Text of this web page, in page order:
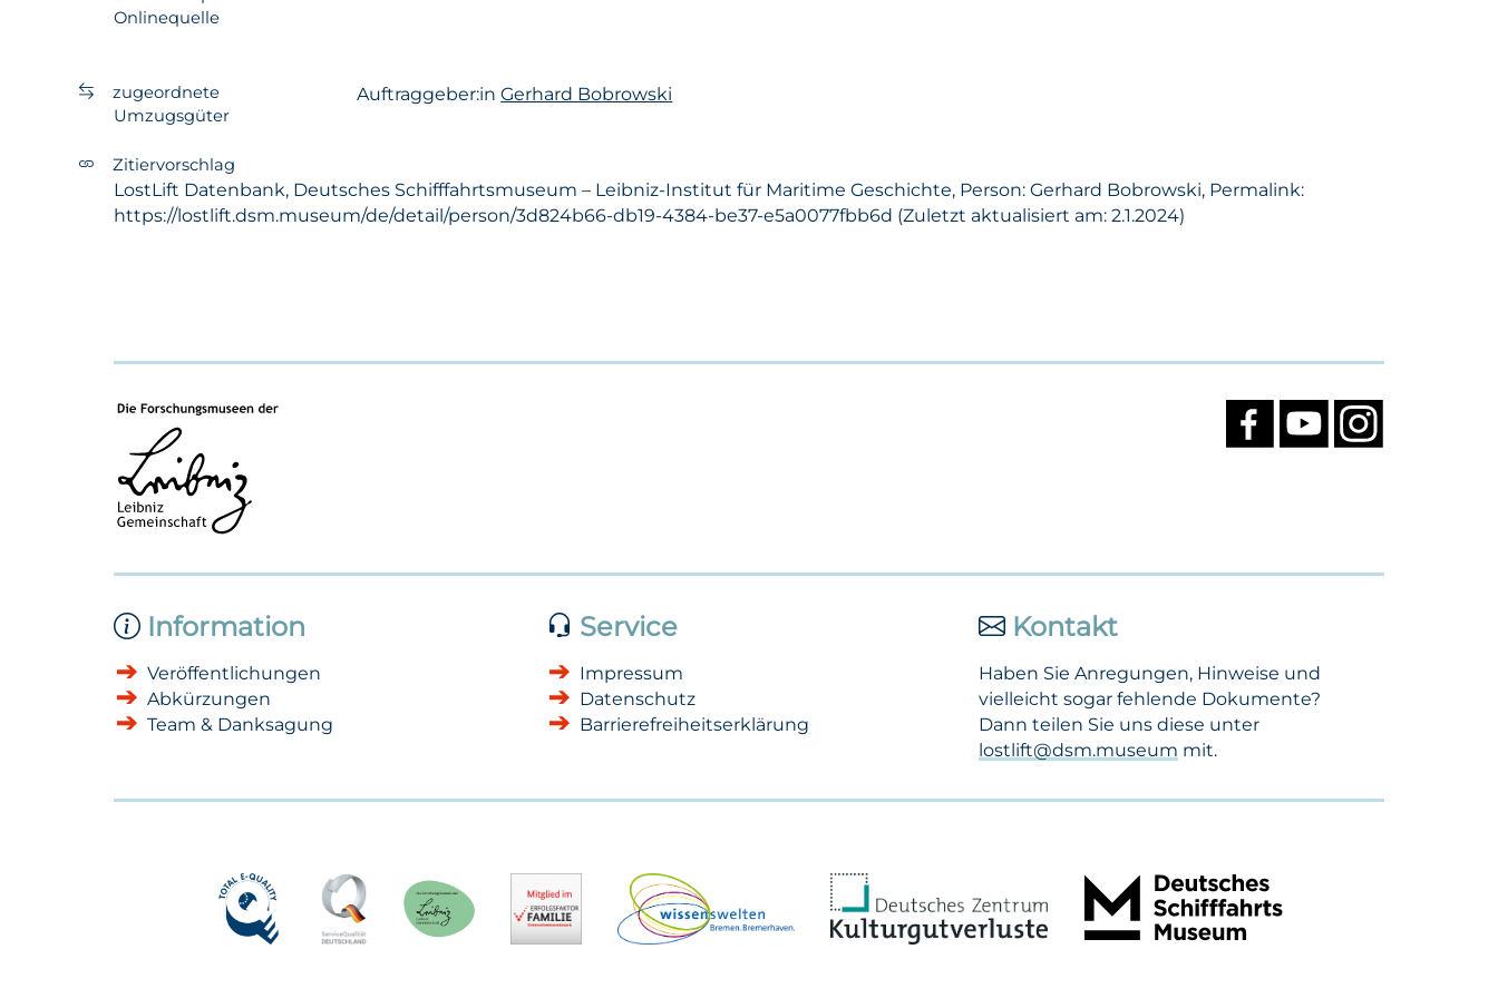
Onlinequelle
zugeordnete
Umzugsgüter
Auftraggeber:inGerhard Bobrowski
Zitiervorschlag
LostLift Datenbank, Deutsches Schifffahrtsmuseum – Leibniz-Institut für Maritime Geschichte, Person: Gerhard Bobrowski, Permalink:
https://lostlift.dsm.museum/de/detail/person/3d824b66-db19-4384-be37-e5a0077fbb6d (Zuletzt aktualisiert am: 2.1.2024)
Information
Veröffentlichungen
Abkürzungen
Team & Danksagung
Service
Impressum
Datenschutz
Barrierefreiheitserklärung
Kontakt
Haben Sie Anregungen, Hinweise und
vielleicht sogar fehlende Dokumente?
Dann teilen Sie uns diese unter
lostlift@dsm.museum mit.